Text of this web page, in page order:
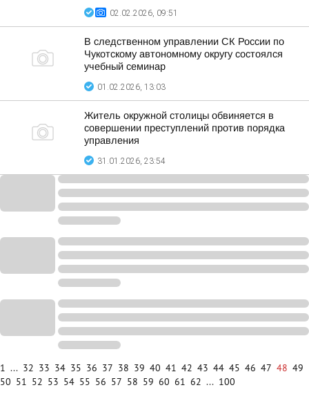
02.02.2026, 09:51
В следственном управлении СК России по
Чукотскому автономному округу состоялся
учебный семинар
01.02.2026, 13:03
Житель окружной столицы обвиняется в
совершении преступлений против порядка
управления
31.01.2026, 23:54
1 ... 32 33 34 35 36 37 38 39 40 41 42 43 44 45 46 47 48 49
50 51 52 53 54 55 56 57 58 59 60 61 62 ... 100